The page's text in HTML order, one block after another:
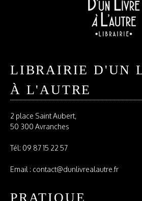
LIBRAIRIE D'UN
À L'AUTRE
2 place Saint Aubert,
50 300 Avranches
Tél: 09 87 15 22 57
Email : contact@dunlivrealautre.fr
PRATIQUE